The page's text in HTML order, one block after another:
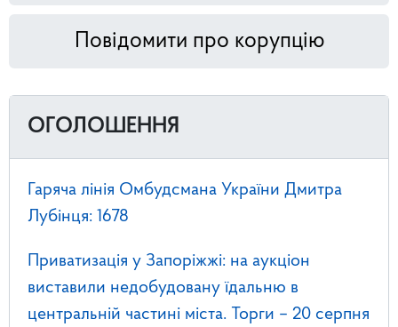
Повідомити про корупцію
ОГОЛОШЕННЯ
Гаряча лінія Омбудсмана України Дмитра
Лубінця: 1678
Приватизація у Запоріжжі: на аукціон
виставили недобудовану їдальню в
центральній частині міста. Торги – 20 серпня